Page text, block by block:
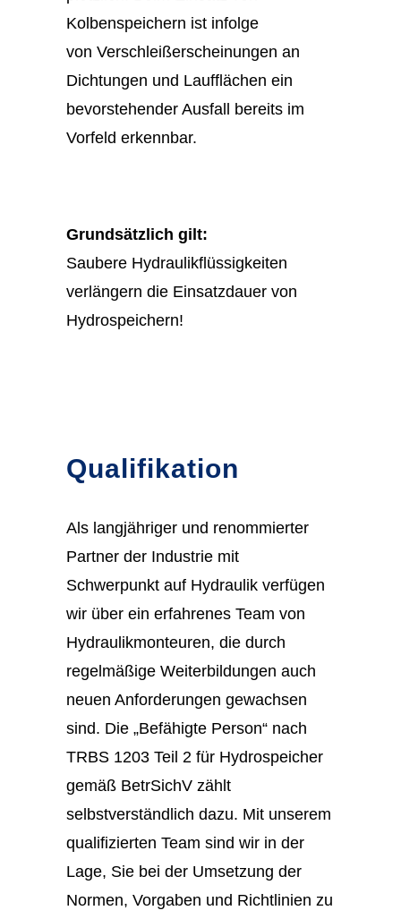
Kolbenspeichern ist infolge
von Verschleißerscheinungen an
Dichtungen und Laufflächen ein
bevorstehender Ausfall bereits im
Vorfeld erkennbar.
Grundsätzlich gilt:
Saubere Hydraulikflüssigkeiten
verlängern die Einsatzdauer von
Hydrospeichern!
Qualifikation
Als langjähriger und renommierter
Partner der Industrie mit
Schwerpunkt auf Hydraulik verfügen
wir über ein erfahrenes Team von
Hydraulikmonteuren, die durch
regelmäßige Weiterbildungen auch
neuen Anforderungen gewachsen
sind. Die „Befähigte Person“ nach
TRBS 1203 Teil 2 für Hydrospeicher
gemäß BetrSichV zählt
selbstverständlich dazu. Mit unserem
qualifizierten Team sind wir in der
Lage, Sie bei der Umsetzung der
Normen, Vorgaben und Richtlinien zu